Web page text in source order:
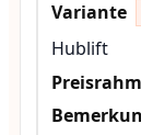
Hublift